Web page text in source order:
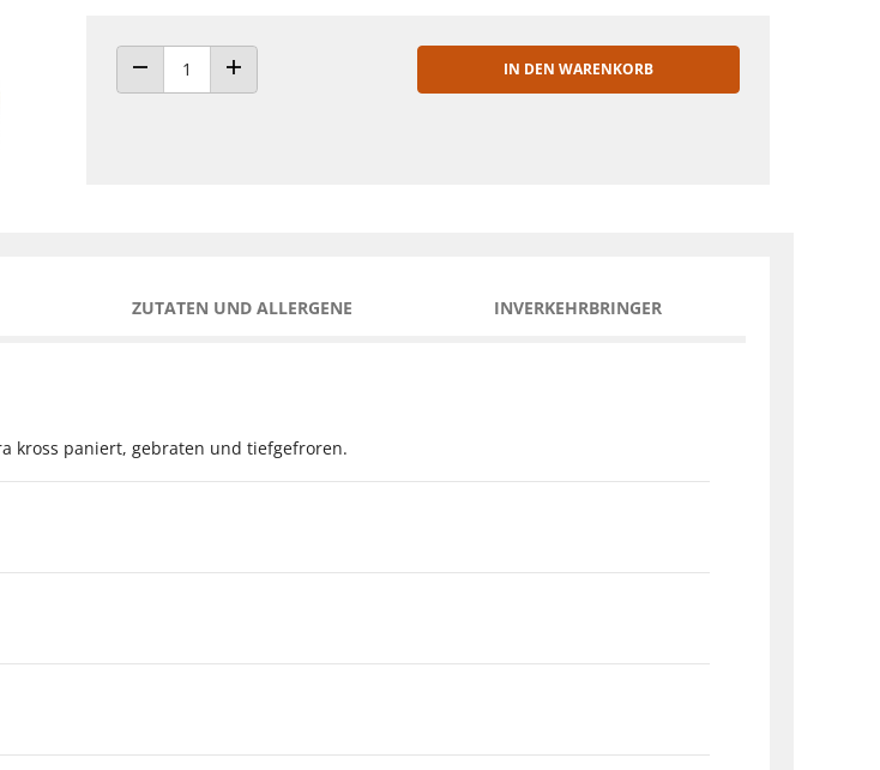
ANZAHL VERRINGERNANZAHL ERHÖHEN
IN DEN WARENKORB
ZUTATEN UND ALLERGENE INVERKEHRBRINGER
kross paniert, gebraten und tiefgefroren.